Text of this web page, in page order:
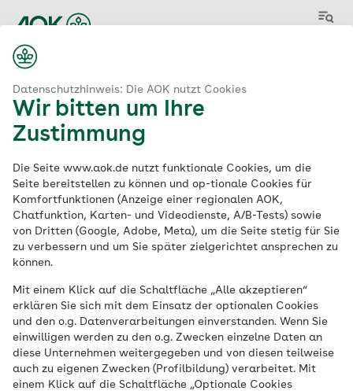
Datenschutzhinweis: Die AOK nutzt Cookies
Wir bitten um Ihre
Zustimmung
Die Seite www.aok.de nutzt funktionale Cookies, um die
Seite bereitstellen zu können und op-tionale Cookies für
Komfortfunktionen (Anzeige einer regionalen AOK,
Chatfunktion, Karten- und Videodienste, A/B-Tests) sowie
von Dritten (Google, Adobe, Meta), um die Seite stetig für Sie
zu verbessern und um Sie später zielgerichtet ansprechen zu
können.
Mit einem Klick auf die Schaltfläche „Alle akzeptieren“
erklären Sie sich mit dem Einsatz der optionalen Cookies
und den o.g. Datenverarbeitungen einverstanden. Wenn Sie
einwilligen werden zu den o.g. Zwecken einzelne Daten an
diese Unternehmen weitergegeben und von diesen teilweise
auch zu eigenen Zwecken (Profilbildung) verarbeitet. Mit
einem Klick auf die Schaltfläche „Optionale Cookies
Unsere Projekte:
Engagement, das
sich für alle lohnt
In vielen Projekten arbeiten wir an der
Zukunft der Gesundheit, setzen Ideen
gemeinsam um oder haben einfach Spaß
daran, uns zusammen zu engagieren.